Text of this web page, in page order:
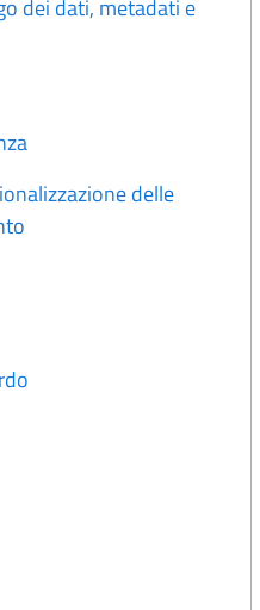
dei dati, metadati e
delle